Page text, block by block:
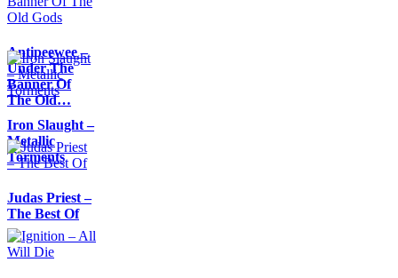
Antipeewee –
Under The
Banner Of
The Old…
Iron Slaught –
Metallic
Torments
Judas Priest –
The Best Of